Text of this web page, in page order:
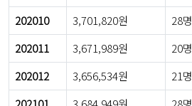
202010
3,701,820원 28명
202011
3,671,989원 20명
202012
3,656,534원 21명